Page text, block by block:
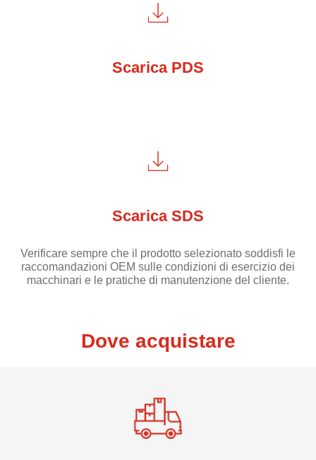
Scarica PDS
Scarica SDS
Verificare sempre che il prodotto selezionato soddisfi le
raccomandazioni OEM sulle condizioni di esercizio dei
macchinari e le pratiche di manutenzione del cliente.
Dove acquistare